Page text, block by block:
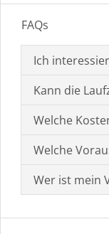
FAQs
Ich
Kann die
Welche
Welche
Wer ist mein